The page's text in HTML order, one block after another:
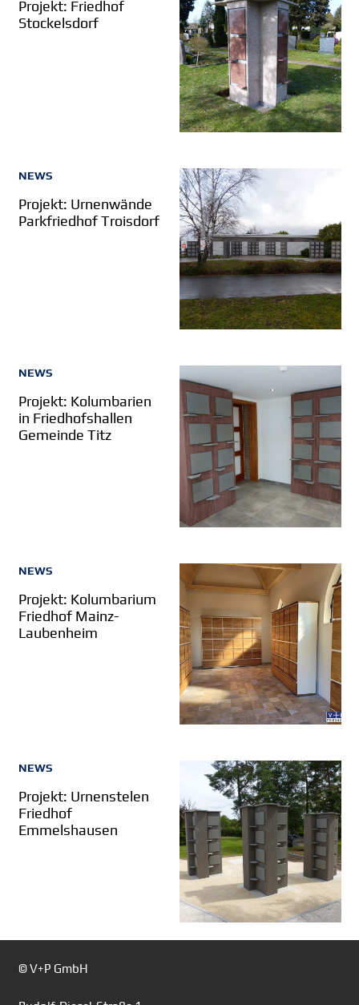
Projekt: Friedhof
Stockelsdorf
NEWS
Projekt: Urnenwände
Parkfriedhof Troisdorf
NEWS
Projekt: Kolumbarien
in Friedhofshallen
Gemeinde Titz
NEWS
Projekt: Kolumbarium
Friedhof Mainz-
Laubenheim
NEWS
Projekt: Urnenstelen
Friedhof
Emmelshausen
© V+P GmbH